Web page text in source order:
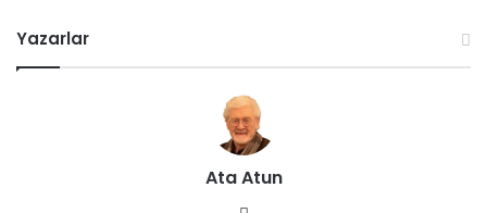
Yazarlar
Ata Atun